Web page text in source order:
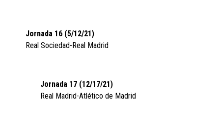
Jornada 16 (5/12/21)
Real Sociedad-Real Madrid
Jornada 17 (12/17/21)
Real Madrid-Atlético de Madrid